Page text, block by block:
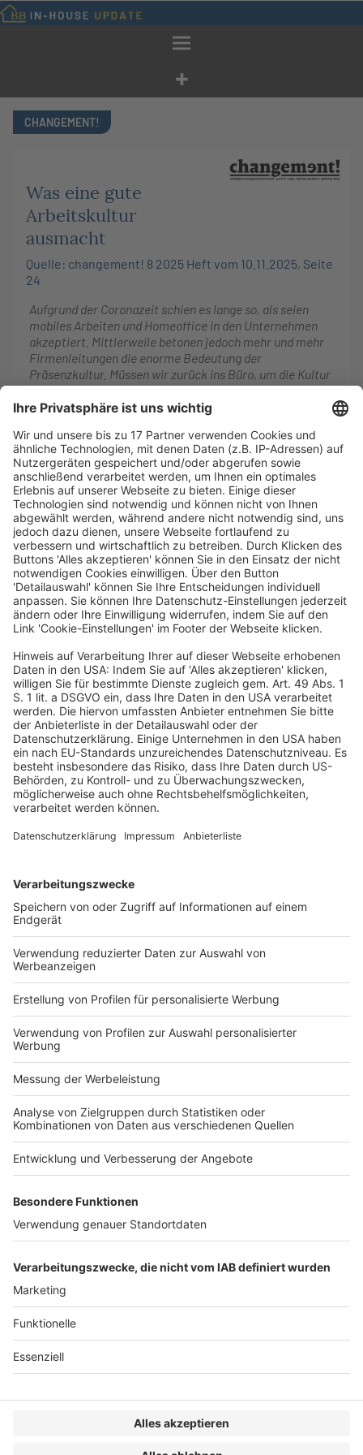
Zum
Inhalt
CHANGEMENT!
Was eine gute
Arbeitskultur
ausmacht
Quelle: changement! 8 2025 Heft vom 10.11.2025, Seite
24
Aufgrund der Coronazeit schien es lange so, als seien
mobiles Arbeiten und Homeoffice in den Unternehmen
akzeptiert. Mittlerweile betonen jedoch mehr und mehr
Firmenleitungen die enorme Bedeutung der
Präsenzkultur. Müssen wir zurück ins Büro, um die Kultur
zu retten? Zerstört Work-from-Home die
Unternehmenskultur?
WEITERLESEN
BB IN-HOUSE/ BB-IH 2025-6 /dfv-Archiv
Wie KI die Büroarbeit
vereinfachen kann
Quelle: changement! 8 2025 Heft vom 10.11.2025, Seite
Wie KI die Büroarbeit vereinfachen kann
Sebastian Reimer
Künstliche Intelligenz wird die Büroarbeit in den
kommenden Jahren grundlegend verändern. Sie
beeinflusst Abläufe, Informationsflüsse und
Entscheidungswege in nahezu allen Branchen. Noch
stehen viele Organisationen allerdings erst am Anfang.
BB IN-HOUSE/BB-IH 2025-6
Erste Schritte…
Quelle: changement! 8 2025 Heft
vom 10.11.2025, Seite 12
… eines Digital Transformation Office
Jan-Friedrich Meister / Sarah Groh
Digitaler Wandel braucht Stabilität – der Schlüssel zur
Wettbewerbsfähigkeit von morgen. Die Etablierung eines
sein. Im besten Falle ist es das Powerhouse und die
Fahrplan für das DTO aussehen kann und welche
Friedrich Meister und Sarah Groh.
WEITERLESEN
MEDIADATEN